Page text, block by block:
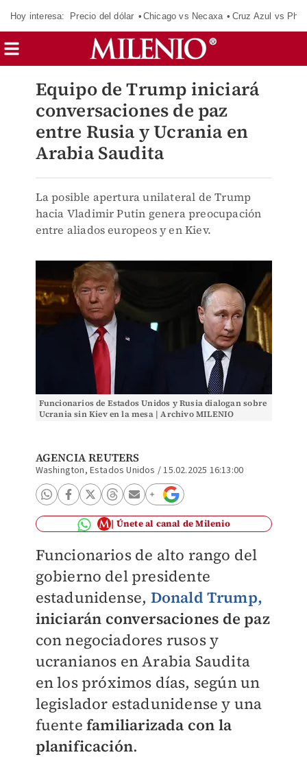
Hoy interesa: Precio del dólar Chicago vs Necaxa Cruz Azul vs
Equipo de Trump iniciará
conversaciones de paz
entre Rusia y Ucrania en
Arabia Saudita
La posible apertura unilateral de Trump
hacia Vladimir Putin genera preocupación
entre aliados europeos y en Kiev.
Funcionarios de Estados Unidos y Rusia dialogan sobre
Ucrania sin Kiev en la mesa | Archivo MILENIO
AGENCIA REUTERS
Washington, Estados Unidos /15.02.2025 16:13:00
Únete al canal de Milenio
Funcionarios de alto rango del
gobierno del presidente
estadunidense, Donald Trump,
iniciarán conversaciones de paz
con negociadores rusos y
ucranianos en Arabia Saudita
en los próximos días, según un
legislador estadunidense y una
fuente familiarizada con la
planificación.